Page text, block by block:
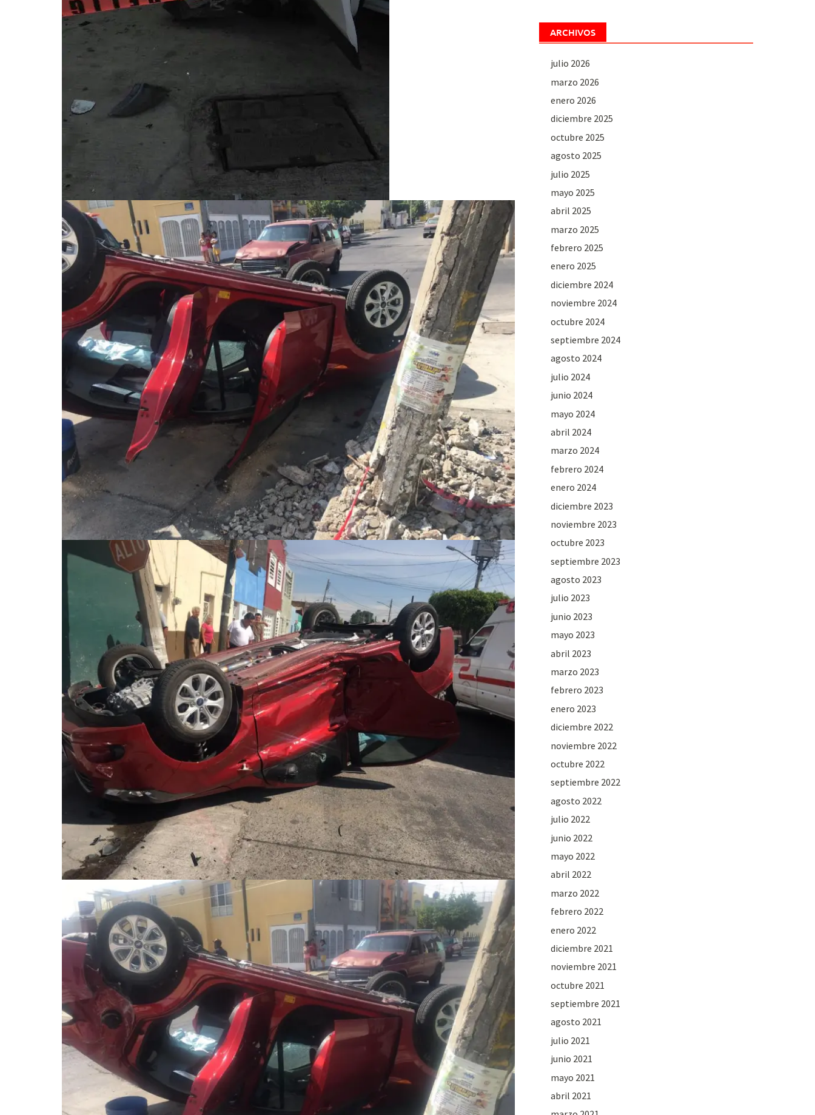
ARCHIVOS
julio 2026
marzo 2026
enero 2026
diciembre 2025
octubre 2025
agosto 2025
julio 2025
mayo 2025
abril 2025
marzo 2025
febrero 2025
enero 2025
diciembre 2024
noviembre 2024
octubre 2024
septiembre 2024
agosto 2024
julio 2024
junio 2024
mayo 2024
abril 2024
marzo 2024
febrero 2024
enero 2024
diciembre 2023
noviembre 2023
octubre 2023
septiembre 2023
agosto 2023
julio 2023
junio 2023
mayo 2023
abril 2023
marzo 2023
febrero 2023
enero 2023
diciembre 2022
noviembre 2022
octubre 2022
septiembre 2022
agosto 2022
julio 2022
junio 2022
mayo 2022
abril 2022
marzo 2022
febrero 2022
enero 2022
diciembre 2021
noviembre 2021
octubre 2021
septiembre 2021
agosto 2021
julio 2021
junio 2021
mayo 2021
abril 2021